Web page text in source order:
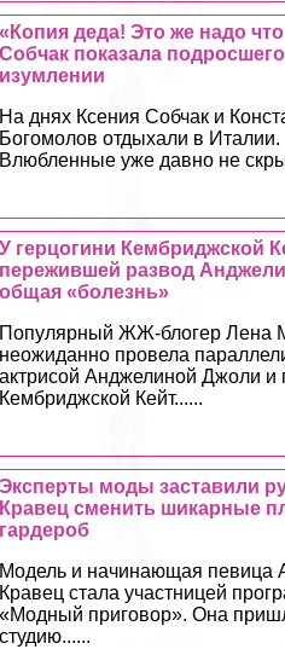
«Копия деда! Это же надо
Собчак показала
изумлении
На днях Ксения Собчак и
Богомолов отдыхали в Италии.
Влюбленные уже давно не
У герцогини Кембриджской
пережившей развод
общая «болезнь»
Популярный ЖЖ-блогер Лена
неожиданно провела
актрисой Анджелиной Джоли и
Кембриджской Кейт......
Эксперты моды заставили
Кравец сменить шикарные
гардероб
Модель и начинающая певица
Кравец стала участницей
«Модный приговор». Она
студию......